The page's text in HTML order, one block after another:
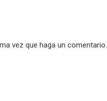
vez que haga un comentario.